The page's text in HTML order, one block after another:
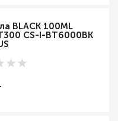
BLACK 100ML
CS-I-BT6000BK